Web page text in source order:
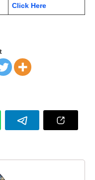
Click Here